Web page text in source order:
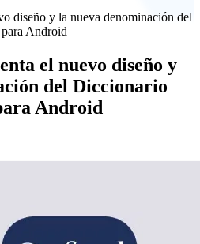
diseño y la nueva denominación del
Android
el nuevo diseño y
del Diccionario
Android